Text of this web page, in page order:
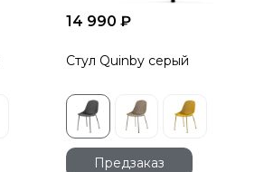
14 990 ₽
Стул Quinby серый
Предзаказ